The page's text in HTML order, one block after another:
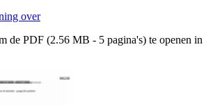
over
de PDF (2.56 MB - 5 pagina's) te openen in